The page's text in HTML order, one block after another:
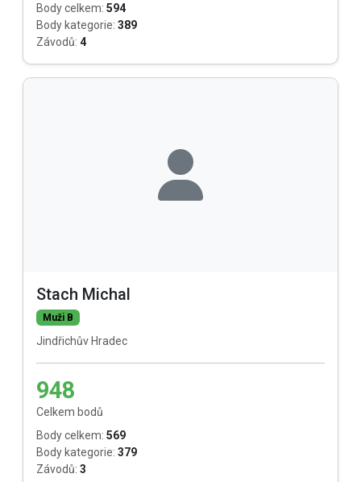
Body celkem: 594
Body kategorie: 389
Závodů: 4
Stach Michal
Muži B
Jindřichův Hradec
948
Celkem bodů
Body celkem: 569
Body kategorie: 379
Závodů: 3